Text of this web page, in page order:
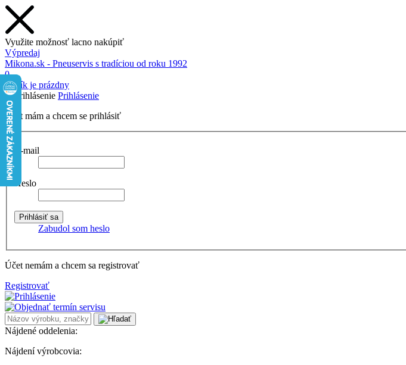
Využite možnosť lacno nakúpiť
Výpredaj
Mikona.sk - Pneuservis s tradíciou od roku 1992
0
Košík je prázdny
Prihlásenie
Účet mám a chcem se prihlásiť
E-mail
Heslo
Zabudol som heslo
Účet nemám a chcem sa registrovať
Registrovať
Nájdené oddelenia:
Nájdení výrobcovia: